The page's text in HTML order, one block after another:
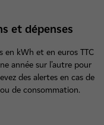
et dépenses
en kWh et en euros TTC
année sur l’autre pour
des alertes en cas de
de consommation.